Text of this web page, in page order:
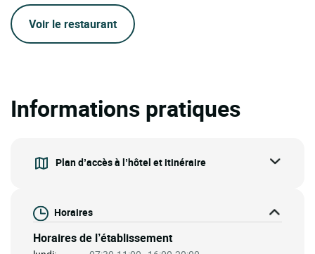
Voir le restaurant
Informations pratiques
Plan d’accès à l’hôtel et itinéraire
Horaires
Horaires de l’établissement